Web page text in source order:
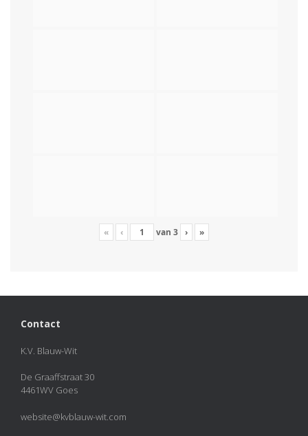
« ‹ van 3 › »
Contact
K.V. Blauw-Wit
De Graaffstraat 30
4461WV Goes
website@kvblauw-wit.com